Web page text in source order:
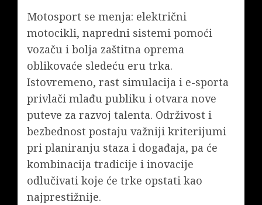
Motosport se menja: električni
motocikli, napredni sistemi pomoći
vozaču i bolja zaštitna oprema
oblikovaće sledeću eru trka.
Istovremeno, rast simulacija i e-sporta
privlači mlađu publiku i otvara nove
puteve za razvoj talenta. Održivost i
bezbednost postaju važniji kriterijumi
pri planiranju staza i događaja, pa će
kombinacija tradicije i inovacije
odlučivati koje će trke opstati kao
najprestižnije.